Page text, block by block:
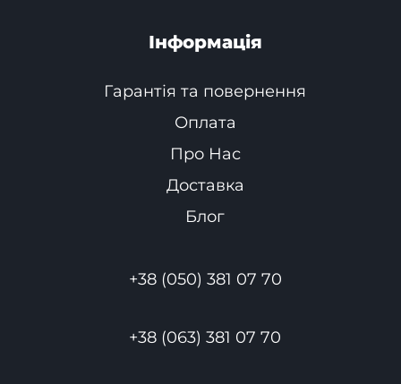
Інформація
Гарантія та повернення
Оплата
Про Нас
Доставка
Блог
+38 (050) 381 07 70
+38 (063) 381 07 70